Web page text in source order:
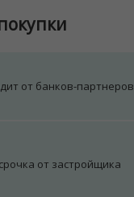
от банков-партнеров
от застройщика